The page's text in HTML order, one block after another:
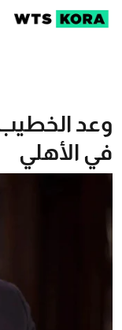
وعد
في الأهلي